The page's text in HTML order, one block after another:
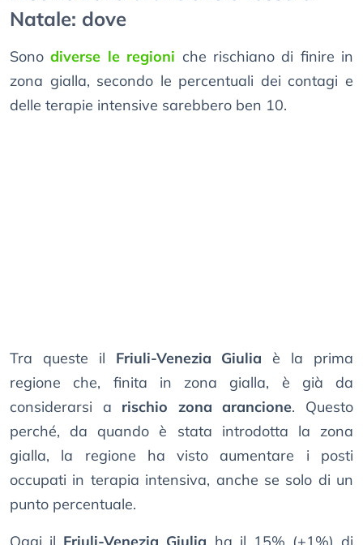
Natale: dove
Sonodiverse le regioni che rischiano di finire in
zona gialla, secondo le percentuali dei contagi e
delle terapie intensive sarebbero ben 10.
Tra queste il Friuli-Venezia Giulia è la prima
regione che, finita in zona gialla, è già da
considerarsi a rischio zona arancione. Questo
perché, da quando è stata introdotta la zona
gialla, la regione ha visto aumentare i posti
occupati in terapia intensiva, anche se solo di un
punto percentuale.